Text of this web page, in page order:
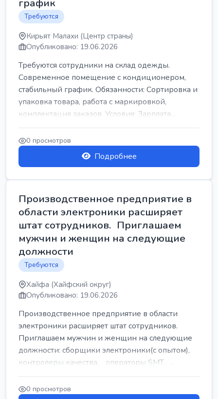
график
Требуются
Кирьят Малахи (Центр страны)
Опубликовано: 19.06.2026
Требуются сотрудники на склад одежды.
Современное помещение с кондиционером,
стабильный график. Обязанности: Сортировка и
упаковка товара, работа с маркировкой,
комплектация заказов. Условия: Зарплата...
0 просмотров
Подробнее
Производственное предприятие в
области электроники расширяет
штат сотрудников. Приглашаем
мужчин и женщин на следующие
должности
Требуются
Хайфа (Хайфский округ)
Опубликовано: 19.06.2026
Производственное предприятие в области
электроники расширяет штат сотрудников.
Приглашаем мужчин и женщин на следующие
должности: сборщики электроники(с опытом),
контролеры качества, операторы SMT, ...
0 просмотров